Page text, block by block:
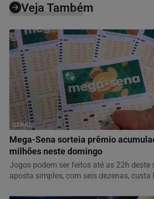
Veja Também
GERAL
Mega-Sena sorteia prêmio
milhões neste domingo
Jogos podem ser feitos até as 22h deste
aposta simples, com seis dezenas, custa